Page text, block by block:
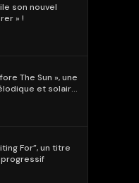
son nouvel
» !
The Sun », une
et solaire
For”, un titre